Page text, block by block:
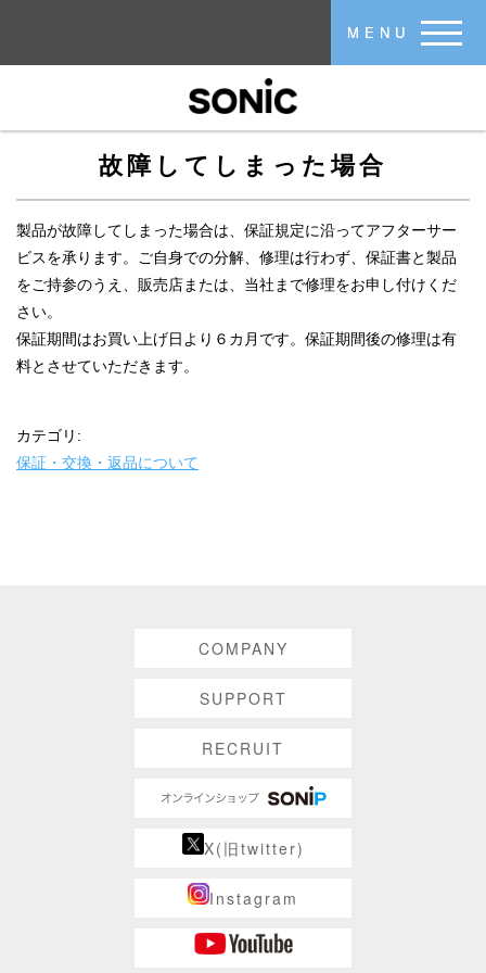
MENU
故障してしまった場合
製品が故障してしまった場合は、保証規定に沿ってアフターサー
ビスを承ります。ご自身での分解、修理は行わず、保証書と製品
をご持参のうえ、販売店または、当社まで修理をお申し付けくだ
さい。
保証期間はお買い上げ日より６カ月です。保証期間後の修理は有
料とさせていただきます。
カテゴリ:
保証・交換・返品について
COMPANY
SUPPORT
RECRUIT
X(旧twitter)
Instagram